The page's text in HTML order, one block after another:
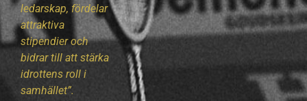
ledarskap, fördelar
attraktiva
stipendier och
bidrar till att stärka
idrottens roll i
samhället”.